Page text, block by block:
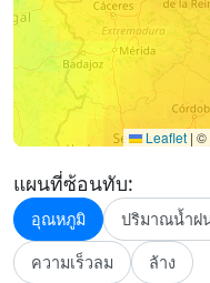
Leaflet | ©
แผนที่ซ้อนทับ:
อุณหภูมิ ปริมาณน้ำฝ
ความเร็วลม ล้าง